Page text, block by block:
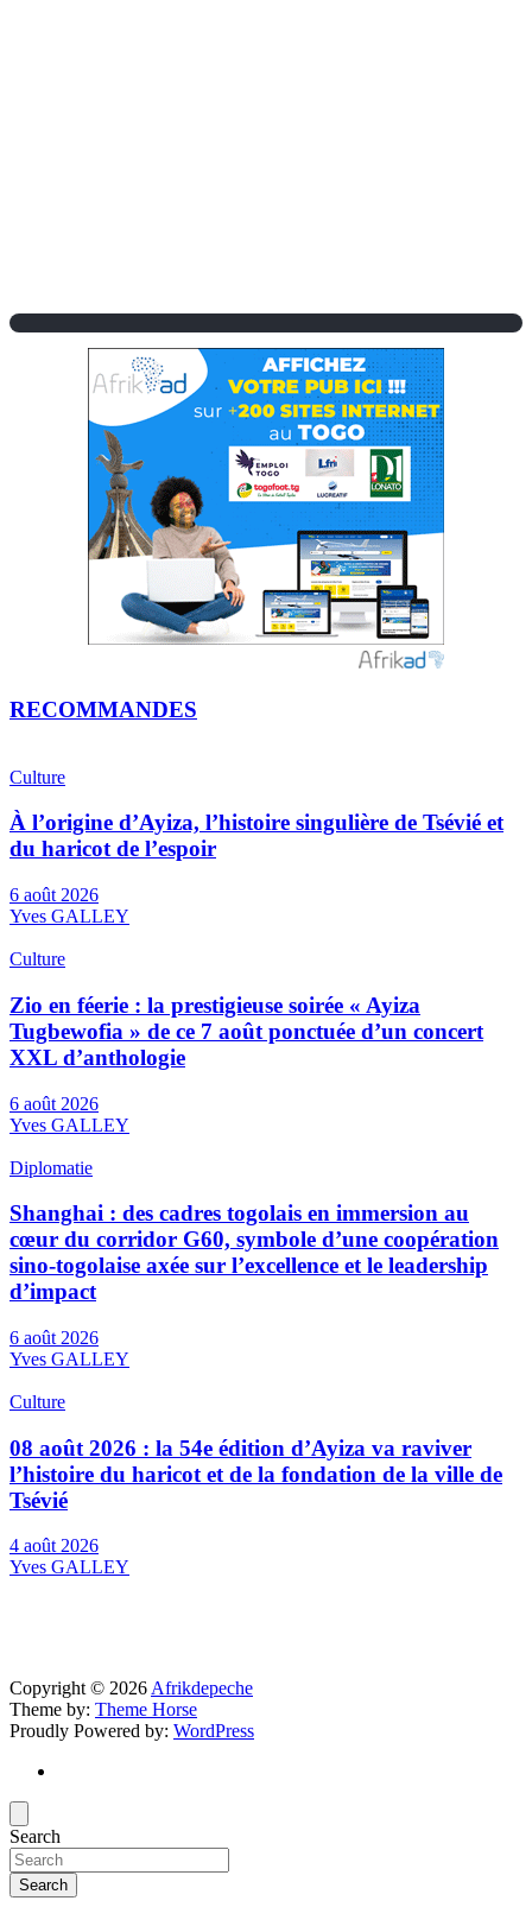
RECOMMANDES
Culture
À l’origine d’Ayiza, l’histoire singulière de Tsévié et
du haricot de l’espoir
6 août 2026
Yves GALLEY
Culture
Zio en féerie : la prestigieuse soirée « Ayiza
Tugbewofia » de ce 7 août ponctuée d’un concert
XXL d’anthologie
6 août 2026
Yves GALLEY
Diplomatie
Shanghai : des cadres togolais en immersion au
cœur du corridor G60, symbole d’une coopération
sino-togolaise axée sur l’excellence et le leadership
d’impact
6 août 2026
Yves GALLEY
Culture
08 août 2026 : la 54e édition d’Ayiza va raviver
l’histoire du haricot et de la fondation de la ville de
Tsévié
4 août 2026
Yves GALLEY
Copyright © 2026Afrikdepeche
Theme by: Theme Horse
Proudly Powered by: WordPress
Search
Search